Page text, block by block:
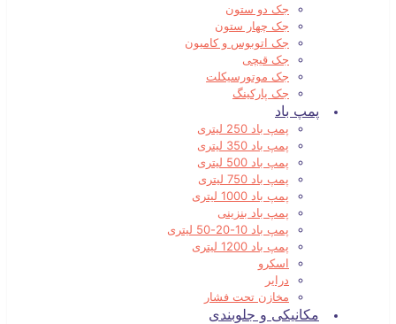
جک دو ستون
جک چهار ستون
جک اتوبوس و کامیون
جک قیچی
جک موتورسیکلت
جک پارکینگ
پمپ باد
پمپ باد 250 لیتری
پمپ باد 350 لیتری
پمپ باد 500 لیتری
پمپ باد 750 لیتری
پمپ باد 1000 لیتری
پمپ باد بنزینی
پمپ باد 10-20-50 لیتری
پمپ باد 1200 لیتری
اسکرو
درایر
مخازن تحت فشار
مکانیکی و جلوبندی